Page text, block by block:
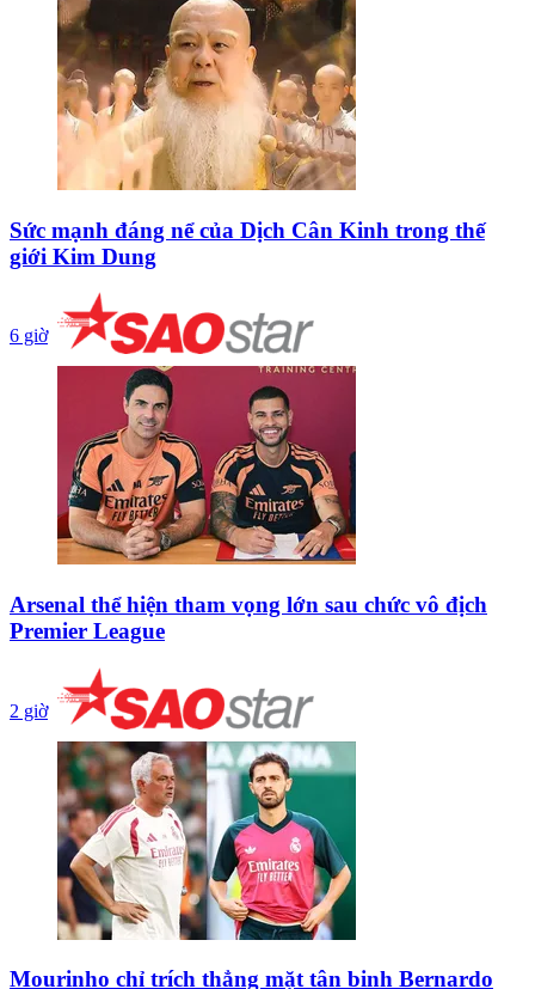
Sức mạnh đáng nể của Dịch Cân Kinh trong thế
giới Kim Dung
6 giờ
Arsenal thể hiện tham vọng lớn sau chức vô địch
Premier League
2 giờ
Mourinho chỉ trích thẳng mặt tân binh Bernardo